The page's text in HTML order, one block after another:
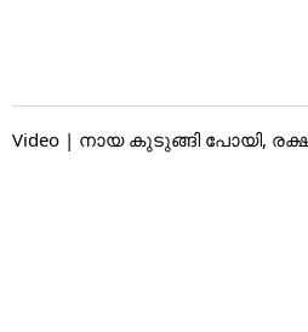
Video | നായ കുടുങ്ങി പോയി,